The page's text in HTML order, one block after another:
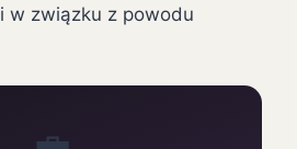
w związku z powodu